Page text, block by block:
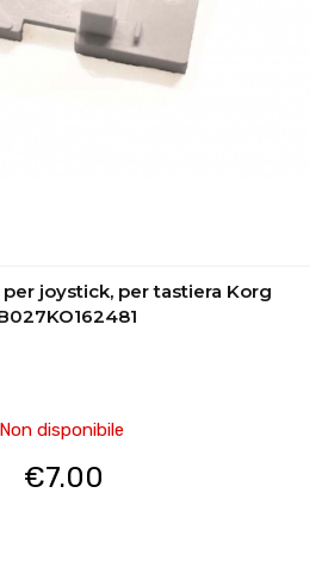
joystick, per tastiera Korg
Non disponibile
€7.00